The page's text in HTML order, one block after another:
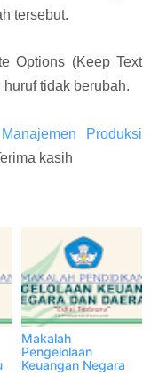
tersebut.
Options (Keep Text
tidak berubah.
Produksi
kasih
Makalah
Pengelolaan
Keuangan Negara